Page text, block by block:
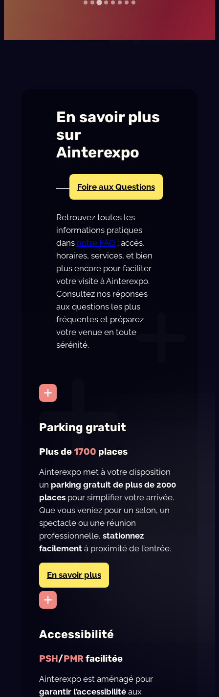
F
En savoir plus
sur
Ainterexpo
Foire aux Questions
Retrouvez toutes les
informations pratiques
dans notre FAQ : accès,
horaires, services, et bien
plus encore pour faciliter
votre visite à Ainterexpo.
Consultez nos réponses
aux questions les plus
fréquentes et préparez
votre venue en toute
sérénité.
Parking gratuit
Plus de1700 places
Ainterexpo met à votre disposition
un parking gratuit de plus de 2000
placespour simplifier votre arrivée.
Que vous veniez pour un salon, un
spectacle ou une réunion
professionnelle, stationnez
facilementà proximité de l’entrée.
En savoir plus
Accessibilité
PSH/PMRfacilitée
Ainterexpo est aménagé pour
garantir l’accessibilitéaux